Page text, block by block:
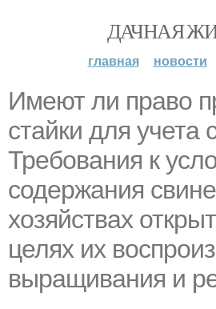
ДАЧНАЯ
главная новости
Имеют ли право
стайки для учета
Требования к
содержания
хозяйствах
целях их
выращивания и